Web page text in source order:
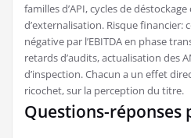
familles d’API, cycles de
d’externalisation. Risque
négative par l’EBITDA en phase
retards d’audits, actualisation des
d’inspection. Chacun a un effet
ricochet, sur la perception du titre.
Questions-réponses